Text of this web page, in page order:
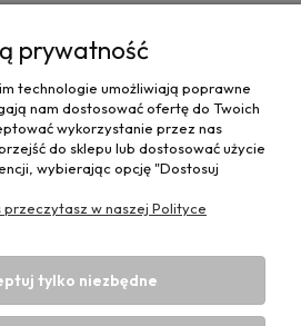
prywatność
technologie umożliwiają poprawne
nam dostosować ofertę do Twoich
wykorzystanie przez nas
do sklepu lub dostosować użycie
wybierając opcję "Dostosuj
przeczytasz w naszej Polityce
tylko niezbędne